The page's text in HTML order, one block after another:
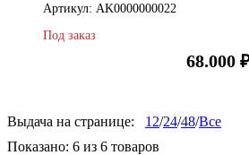
Артикул: AK0000000022
Под заказ
68.000
Выдача на странице: 12/24/48/Все
Показано: 6 из 6 товаров